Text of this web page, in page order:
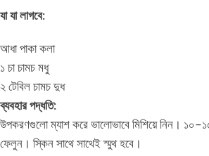
যা যা লাগবে:
আধা পাকা কলা
১ চা চামচ মধু
২ টেবিল চামচ দুধ
ব্যবহার পদ্ধতি:
উপকরণগুলো ম্যাশ করে ভালোভাবে মিশিয়ে নিন।
ফেলুন। স্কিন সাথে সাথেই স্মুথ হবে।